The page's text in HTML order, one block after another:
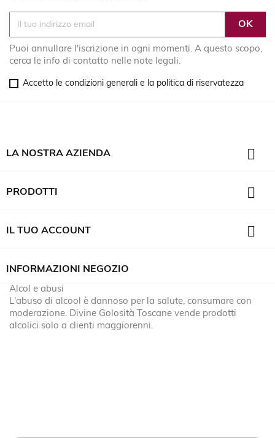
Puoi annullare l'iscrizione in ogni momenti. A questo scopo,
cerca le info di contatto nelle note legali.
Accetto le condizioni generali e la politica di riservatezza
LA NOSTRA AZIENDA 
PRODOTTI 
IL TUO ACCOUNT 
INFORMAZIONI NEGOZIO
Alcol e abusi
L'abuso di alcool è dannoso per la salute, consumare con
moderazione. Divine Golosità Toscane vende prodotti
alcolici solo a clienti maggiorenni.